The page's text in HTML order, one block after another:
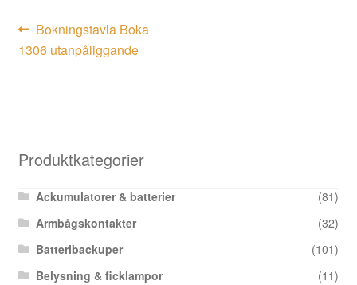
Inläggsnavigering
Föregående
inlägg:
Bokningstavla Boka
1306 utanpåliggande
Produktkategorier
Ackumulatorer & batterier
(81)
Armbågskontakter
(32)
Batteribackuper
(101)
Belysning & ficklampor
(11)